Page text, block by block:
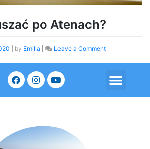
po Atenach?
by Emilia Leave a Comment